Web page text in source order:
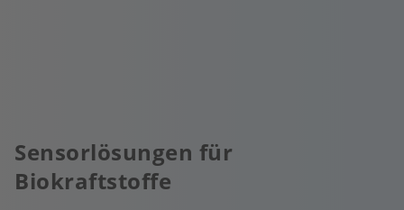
Sensorlösungen für
Biokraftstoffe